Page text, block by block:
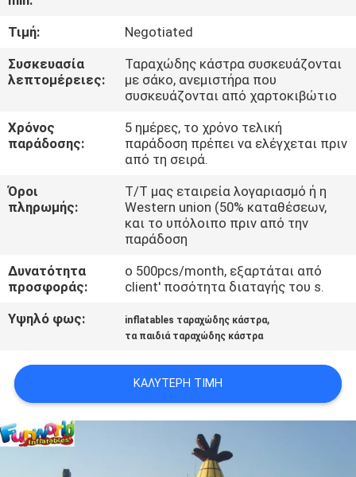
COMPANY
NEWS
SITEMAP
PRIVACY
POLICY
Τιμή:
Negotiated
Συσκευασία
λεπτομέρειες:
Ταραχώδης κάστρα συσκευάζονται
με σάκο, ανεμιστήρα που
συσκευάζονται από χαρτοκιβώτιο
Χρόνος
παράδοσης:
5 ημέρες, το χρόνο τελική
παράδοση πρέπει να ελέγχεται πριν
από τη σειρά.
Όροι
πληρωμής:
T/T μας εταιρεία λογαριασμό ή η
Western union (50% καταθέσεων,
και το υπόλοιπο πριν από την
παράδοση
Δυνατότητα
προσφοράς:
ο 500pcs/month, εξαρτάται από
client' ποσότητα διαταγής του s.
Υψηλό φως:
inflatables ταραχώδης κάστρα,
τα παιδιά ταραχώδης κάστρα
ΚΑΛΎΤΕΡΗ ΤΙΜΉ